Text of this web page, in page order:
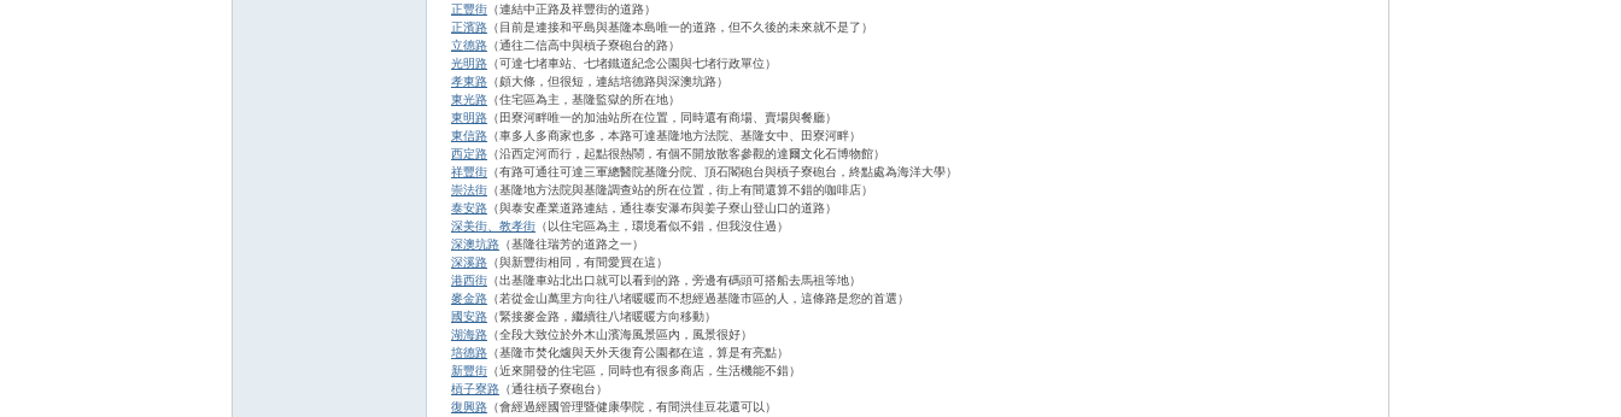
正豐街 （連結中正路及祥豐街的道路）
正濱路 （目前是連接和平島與基隆本島唯一的道路，但不久後的未來就不是了）
立德路 （通往二信高中與槓子寮砲台的路）
光明路 （可達七堵車站、七堵鐵道紀念公園與七堵行政單位）
孝東路 （頗大條，但很短，連結培德路與深澳坑路）
東光路 （住宅區為主，基隆監獄的所在地）
東明路 （田寮河畔唯一的加油站所在位置，同時還有商場、賣場與餐廳）
東信路 （車多人多商家也多，本路可達基隆地方法院、基隆女中、田寮河畔）
西定路 （沿西定河而行，起點很熱鬧，有個不開放散客參觀的達爾文化石博物館）
祥豐街 （有路可通往可達三軍總醫院基隆分院、頂石閣砲台與槓子寮砲台，終點處為海洋大學）
崇法街 （基隆地方法院與基隆調查站的所在位置，街上有間還算不錯的咖啡店）
泰安路 （與泰安產業道路連結，通往泰安瀑布與姜子寮山登山口的道路）
深美街、教孝街 （以住宅區為主，環境看似不錯，但我沒住過）
深澳坑路 （基隆往瑞芳的道路之一）
深溪路 （與新豐街相同，有間愛買在這）
港西街 （出基隆車站北出口就可以看到的路，旁邊有碼頭可搭船去馬祖等地）
麥金路 （若從金山萬里方向往八堵暖暖而不想經過基隆市區的人，這條路是您的首選）
國安路 （緊接麥金路，繼續往八堵暖暖方向移動）
湖海路 （全段大致位於外木山濱海風景區內，風景很好）
培德路 （基隆市焚化爐與天外天復育公園都在這，算是有亮點）
新豐街 （近來開發的住宅區，同時也有很多商店，生活機能不錯）
槓子寮路 （通往槓子寮砲台）
復興路 （會經過經國管理暨健康學院，有間洪佳豆花還可以）